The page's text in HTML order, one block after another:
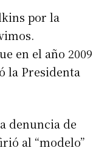
por la
en el año 2009
la Presidenta
denuncia de
al “modelo”